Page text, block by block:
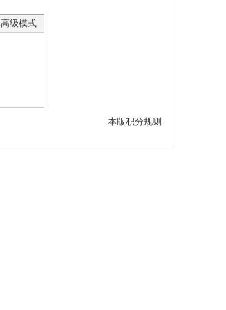
高级模式
本版积分规则